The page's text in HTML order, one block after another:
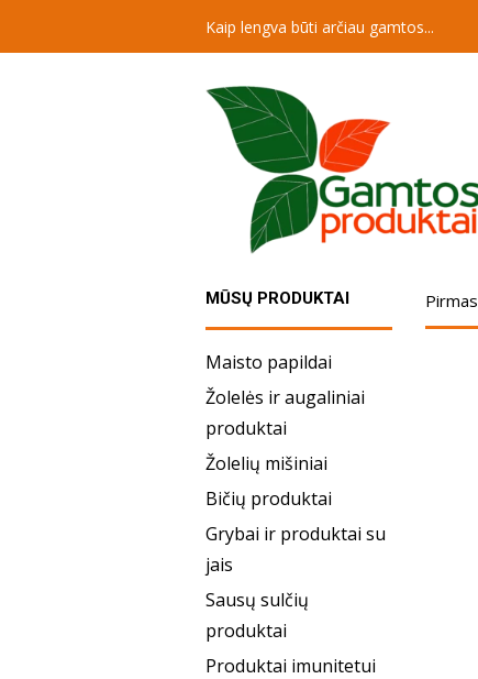
Kaip lengva būti arčiau gamtos...
MŪSŲ PRODUKTAI
Maisto papildai
Žolelės ir augaliniai
produktai
Žolelių mišiniai
Bičių produktai
Grybai ir produktai su
jais
Sausų sulčių
produktai
Produktai imunitetui
Pirmas